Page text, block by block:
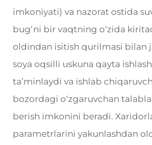
imkoniyati) va nazorat ostida
bug‘ni bir vaqtning o‘zida
oldindan isitish qurilmasi bilan
soya oqsilli uskuna qayta
ta’minlaydi va ishlab
bozordagi o‘zgaruvchan
berish imkonini beradi.
parametrlarini yakunlashdan